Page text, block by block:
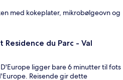
med kokeplater, mikrobølgeovn og
du Parc - Val
D'Europe ligger bare 6 minutter til fots
Reisende gir dette